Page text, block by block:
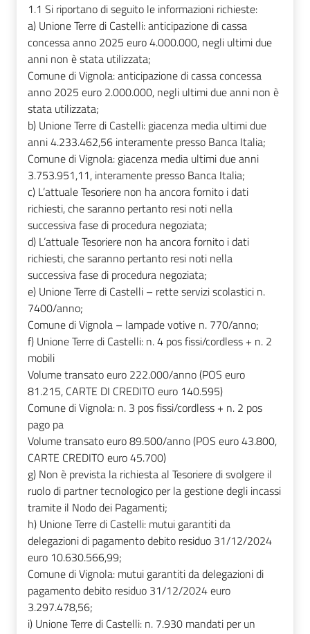
1.1 Si riportano di seguito le informazioni richieste:
a) Unione Terre di Castelli: anticipazione di cassa
concessa anno 2025 euro 4.000.000, negli ultimi due
anni non è stata utilizzata;
Comune di Vignola: anticipazione di cassa concessa
anno 2025 euro 2.000.000, negli ultimi due anni non è
stata utilizzata;
b) Unione Terre di Castelli: giacenza media ultimi due
anni 4.233.462,56 interamente presso Banca Italia;
Comune di Vignola: giacenza media ultimi due anni
3.753.951,11, interamente presso Banca Italia;
c) L’attuale Tesoriere non ha ancora fornito i dati
richiesti, che saranno pertanto resi noti nella
successiva fase di procedura negoziata;
d) L’attuale Tesoriere non ha ancora fornito i dati
richiesti, che saranno pertanto resi noti nella
successiva fase di procedura negoziata;
e) Unione Terre di Castelli – rette servizi scolastici n.
7400/anno;
Comune di Vignola – lampade votive n. 770/anno;
f) Unione Terre di Castelli: n. 4 pos fissi/cordless + n. 2
mobili
Volume transato euro 222.000/anno (POS euro
81.215, CARTE DI CREDITO euro 140.595)
Comune di Vignola: n. 3 pos fissi/cordless + n. 2 pos
pago pa
Volume transato euro 89.500/anno (POS euro 43.800,
CARTE CREDITO euro 45.700)
g) Non è prevista la richiesta al Tesoriere di svolgere il
ruolo di partner tecnologico per la gestione degli incassi
tramite il Nodo dei Pagamenti;
h) Unione Terre di Castelli: mutui garantiti da
delegazioni di pagamento debito residuo 31/12/2024
euro 10.630.566,99;
Comune di Vignola: mutui garantiti da delegazioni di
pagamento debito residuo 31/12/2024 euro
3.297.478,56;
i) Unione Terre di Castelli: n. 7.930 mandati per un